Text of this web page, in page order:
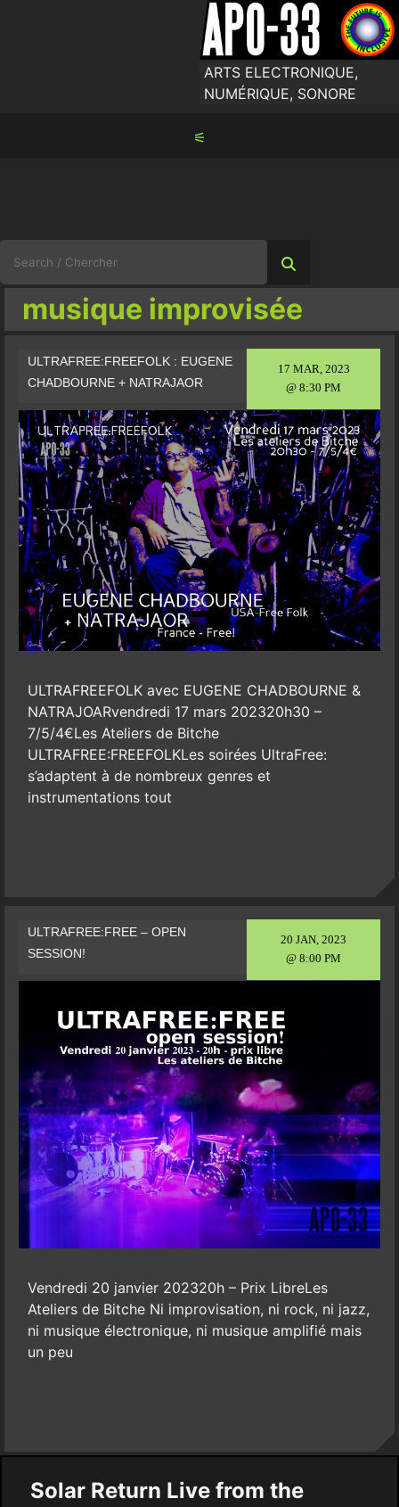
ARTS ELECTRONIQUE,
NUMÉRIQUE, SONORE
⚟
for:
musique improvisée
17 MAR, 2023
@ 8:30 PM
ULTRAFREE:FREEFOLK : EUGENE
CHADBOURNE + NATRAJAOR
ULTRAFREEFOLK avec EUGENE CHADBOURNE &
NATRAJOARvendredi 17 mars 202320h30 –
7/5/4€Les Ateliers de Bitche
ULTRAFREE:FREEFOLKLes soirées UltraFree:
s’adaptent à de nombreux genres et
instrumentations tout
20 JAN, 2023
@ 8:00 PM
ULTRAFREE:FREE – OPEN
SESSION!
Vendredi 20 janvier 202320h – Prix LibreLes
Ateliers de Bitche Ni improvisation, ni rock, ni jazz,
ni musique électronique, ni musique amplifié mais
un peu
Solar Return Live from the